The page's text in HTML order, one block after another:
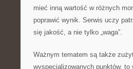
mieć inną wartość w różnych
poprawić wynik. Serwis uczy
się jakość, a nie tylko „waga”.
Ważnym tematem są także
wyspecjalizowanych punktów,